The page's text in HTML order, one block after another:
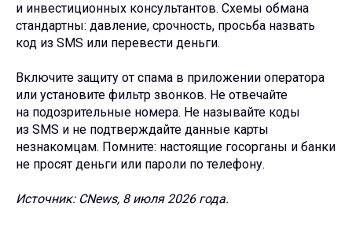
и инвестиционных консультантов. Схемы обмана
стандартны: давление, срочность, просьба назвать
код из SMS или перевести деньги.
Включите защиту от спама в приложении оператора
или установите фильтр звонков. Не отвечайте
на подозрительные номера. Не называйте коды
из SMS и не подтверждайте данные карты
незнакомцам. Помните: настоящие госорганы и банки
не просят деньги или пароли по телефону.
Источник: CNews, 8 июля 2026 года.